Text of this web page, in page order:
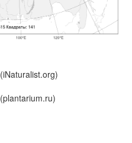
(iNaturalist.org)
(plantarium.ru)